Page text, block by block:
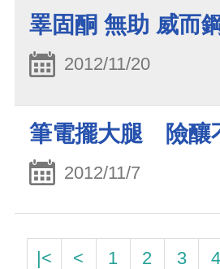
睪固酮 無助 威而
2012/11/20
筆電擺大腿 險釀
2012/11/7
|< < 1 2 3 4